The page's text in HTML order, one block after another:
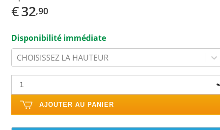
€32,90
Disponibilité immédiate
CHOISISSEZ LA HAUTEUR
AJOUTER AU PANIER